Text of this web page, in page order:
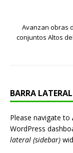
Avanzan obras
conjuntos Altos
BARRA
Please navigate to
WordPress
lateral (sidebar)